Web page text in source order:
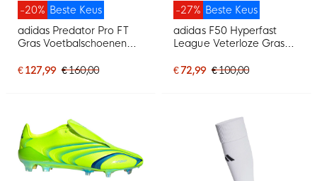
Beste Keus
-20%
adidas Predator Pro FT
Gras Voetbalschoenen
Zwart Goud
€ 127,99 € 160,00
Beste Keus
-27%
adidas F50 Hyperfast
League Veterloze Gras
Felroze Zwart Goud Wit
€ 72,99 € 100,00